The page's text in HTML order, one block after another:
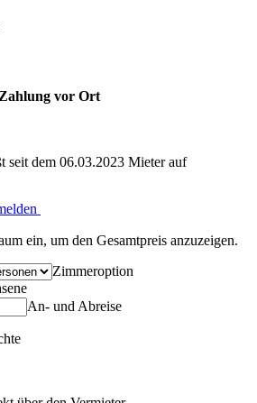
Zahlung vor Ort
seit dem 06.03.2023 Mieter auf
ein, um den Gesamtpreis anzuzeigen.
Zimmeroption
An- und Abreise